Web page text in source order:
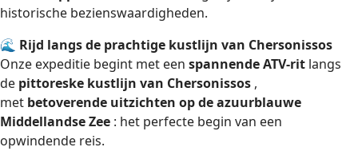
historische bezienswaardigheden.
🌊 Rijd langs de prachtige kustlijn van Chersonissos
Onze expeditie begint met een spannende ATV-rit langs
de pittoreske kustlijn van Chersonissos ,
met betoverende uitzichten op de azuurblauwe
Middellandse Zee : het perfecte begin van een
opwindende reis.